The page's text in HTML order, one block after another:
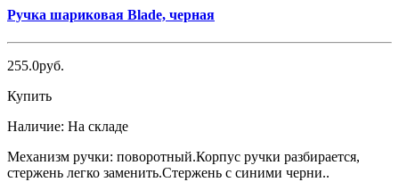
Ручка шариковая Blade, черная
255.0руб.
Купить
Наличие: На складе
Механизм ручки: поворотный.Корпус ручки разбирается,
стержень легко заменить.Стержень с синими черни..